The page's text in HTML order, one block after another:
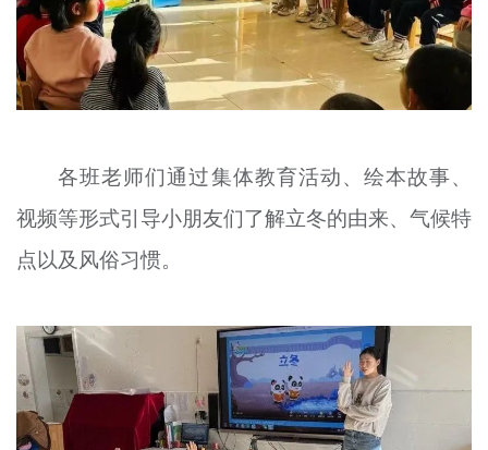
各班老师们通过集体教育活动、绘本故事、
视频等形式引导小朋友们了解立冬的由来、气候特
点以及风俗习惯。